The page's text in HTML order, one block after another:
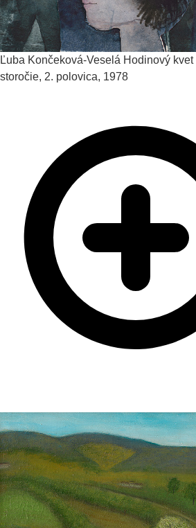
Ľuba Končeková-Veselá Hodinový
storočie, 2. polovica, 1978